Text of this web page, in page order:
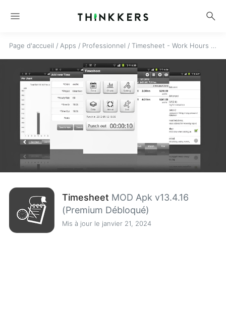
menu search
Page d'accueil / Apps / Professionnel / Timesheet - Work Hours Tracker
Timesheet MOD Apk v13.4.16
(Premium Débloqué)
Mis à jour le janvier 21, 2024